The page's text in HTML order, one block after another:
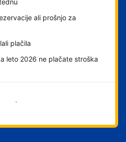
ali prošnjo za
plačila
leto 2026 ne plačate stroška